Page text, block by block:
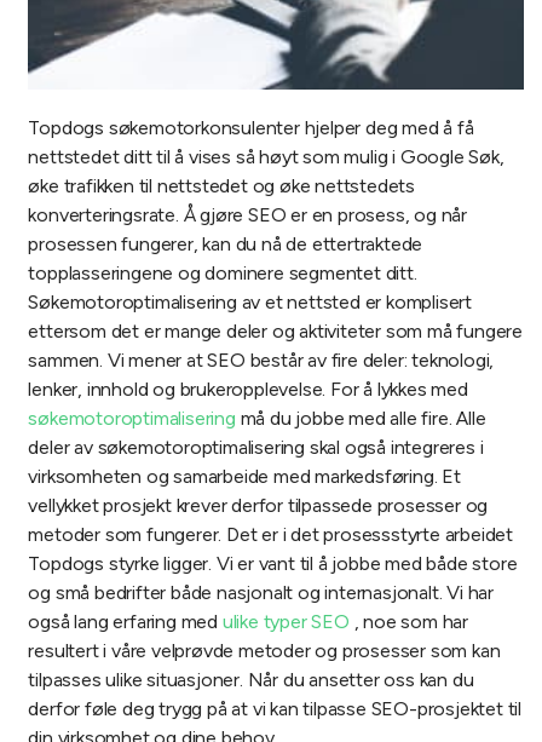
Topdogs søkemotorkonsulenter hjelper deg med å få
nettstedet ditt til å vises så høyt som mulig i Google Søk,
øke trafikken til nettstedet og øke nettstedets
konverteringsrate. Å gjøre SEO er en prosess, og når
prosessen fungerer, kan du nå de ettertraktede
topplasseringene og dominere segmentet ditt.
Søkemotoroptimalisering av et nettsted er komplisert
ettersom det er mange deler og aktiviteter som må fungere
sammen. Vi mener at SEO består av fire deler: teknologi,
lenker, innhold og brukeropplevelse. For å lykkes med
søkemotoroptimalisering må du jobbe med alle fire. Alle
deler av søkemotoroptimalisering skal også integreres i
virksomheten og samarbeide med markedsføring. Et
vellykket prosjekt krever derfor tilpassede prosesser og
metoder som fungerer. Det er i det prosessstyrte arbeidet
Topdogs styrke ligger. Vi er vant til å jobbe med både store
og små bedrifter både nasjonalt og internasjonalt. Vi har
også lang erfaring med ulike typer SEO , noe som har
resultert i våre velprøvde metoder og prosesser som kan
tilpasses ulike situasjoner. Når du ansetter oss kan du
derfor føle deg trygg på at vi kan tilpasse SEO-prosjektet til